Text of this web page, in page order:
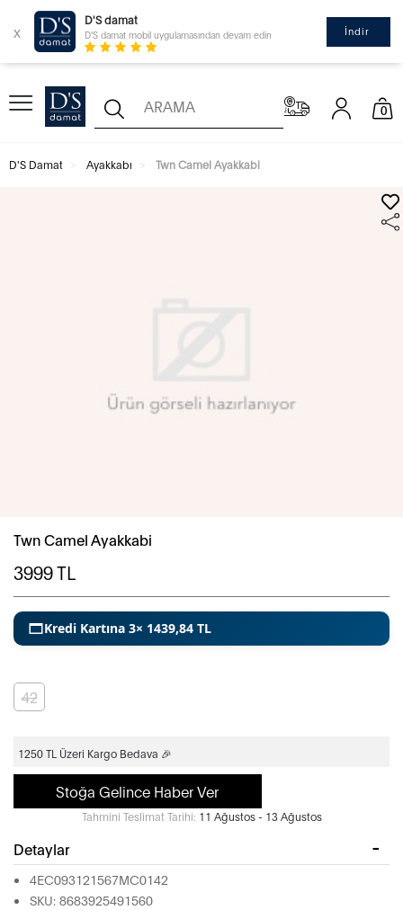
x
D'S damat
D'S damat mobil uygulamasından devam edin İndir
0
D'S Damat Ayakkabı Twn Camel Ayakkabi
Twn Camel Ayakkabi
3999TL
Kredi Kartına 3× 1439,84 TL
42
1250 TL Üzeri Kargo Bedava 🎉
Stoğa Gelince Haber Ver
Tahmini Teslimat Tarihi: 11 Ağustos - 13 Ağustos
Detaylar
4EC093121567MC0142
SKU: 8683925491560